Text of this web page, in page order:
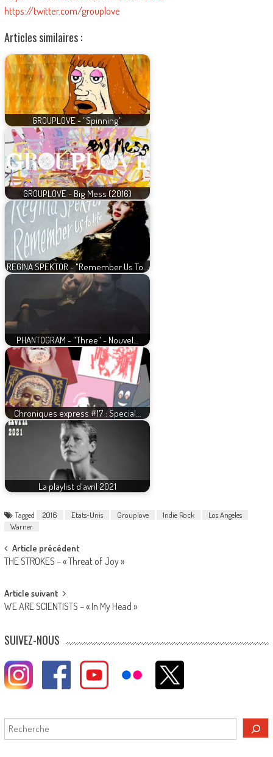
https://twitter.com/grouplove
Articles similaires :
GROUPLOVE - "Spinning"
GROUPLOVE - Big Mess (2016)
REGINA SPEKTOR - "Remember Us To…
PHANTOGRAM - "Three" - Nouvel…
Chroniques express #17 : Special…
La playlist d'avril 2021
Tagged 2016 Etats-Unis Grouplove Indie Rock
Los Angeles
Warner
Post
navigation
Article précédent
THE STROKES – « Threat of Joy »
Article suivant
WE ARE SCIENTISTS – « In My Head »
SUIVEZ-NOUS
Rechercher